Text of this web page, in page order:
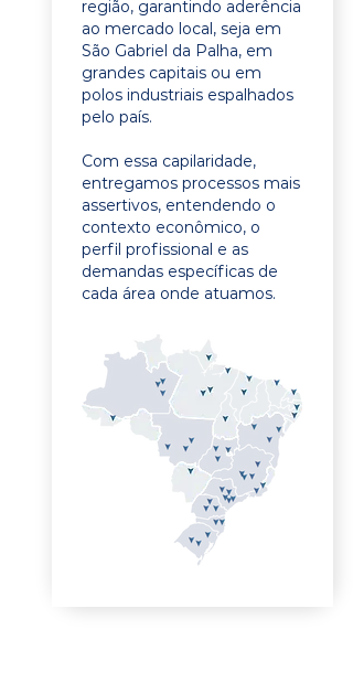
região, garantindo aderência
ao mercado local, seja em
São Gabriel da Palha, em
grandes capitais ou em
polos industriais espalhados
pelo país.
Com essa capilaridade,
entregamos processos mais
assertivos, entendendo o
contexto econômico, o
perfil profissional e as
demandas específicas de
cada área onde atuamos.